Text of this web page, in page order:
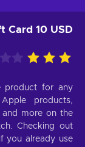
Card 10 USD
product for any
products,
and more on the
Checking out
you already use